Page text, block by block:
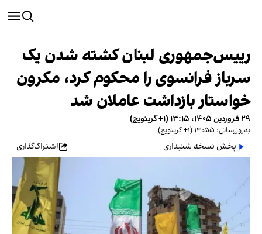
رییس‌جمهوری لبنان کشته شدن یک
سرباز فرانسوی را محکوم کرد، مکرون
خواستار بازداشت عاملان شد
۲۹ فروردین ۱۴۰۵، ۱۳:۱۵ (‎+۱ گرینویچ)
به‌روزرسانی: ۱۴:۵۵ (‎+۱ گرینویچ)
پخش نسخه شنیداری اشتراک‌گذاری